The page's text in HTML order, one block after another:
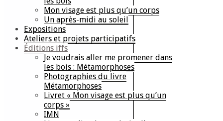
Mon visage est plus qu’un corps
Un après-midi au soleil
Expositions
Ateliers et projets participatifs
Éditions iffs
Je voudrais aller me promener dans
les bois : Métamorphoses
Photographies du livre
Métamorphoses
Livret « Mon visage est plus qu’un
corps »
IMN